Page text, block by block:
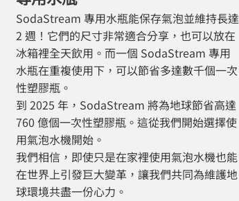
SodaStream 專用水瓶能保存氣泡並維持長達
2 週！它們的尺寸非常適合分享，也可以放在
冰箱裡全天飲用。而一個 SodaStream 專用
水瓶在重複使用下，可以節省多達數千個一次
性塑膠瓶。
到 2025 年，SodaStream 將為地球節省高達
760 億個一次性塑膠瓶。這從我們開始選擇使
用氣泡水機開始。
我們相信，即使只是在家裡使用氣泡水機也能
在世界上引發巨大變革，讓我們共同為維護地
球環境共盡一份心力。